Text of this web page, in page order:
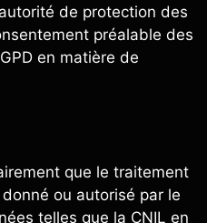
de protection des
préalable des
en matière de
que le traitement
ou autorisé par le
telles que la CNIL en